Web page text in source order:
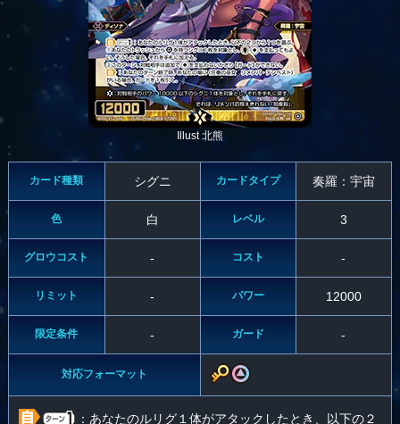
Illust 北熊
カード種類 シグニ カードタイプ 奏羅：宇宙
色 白 レベル 3
グロウコスト - コスト -
リミット - パワー 12000
限定条件 - ガード -
対応フォーマット
：あなたのルリグ１体がアタックしたとき、以下の２